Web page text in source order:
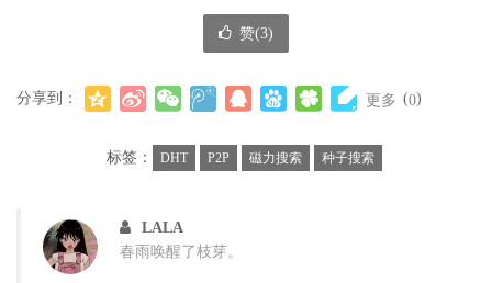
赞(3)
分享到： 更多 (0)
标签： DHT P2P 磁力搜索 种子搜索
LALA
春雨唤醒了枝芽。